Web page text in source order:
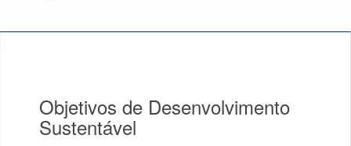
Objetivos de Desenvolvimento
Sustentável